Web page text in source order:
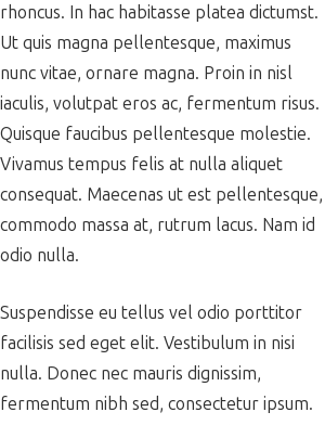
rhoncus. In hac habitasse platea dictumst.
Ut quis magna pellentesque, maximus
nunc vitae, ornare magna. Proin in nisl
iaculis, volutpat eros ac, fermentum risus.
Quisque faucibus pellentesque molestie.
Vivamus tempus felis at nulla aliquet
consequat. Maecenas ut est pellentesque,
commodo massa at, rutrum lacus. Nam id
odio nulla.
Suspendisse eu tellus vel odio porttitor
facilisis sed eget elit. Vestibulum in nisi
nulla. Donec nec mauris dignissim,
fermentum nibh sed, consectetur ipsum.